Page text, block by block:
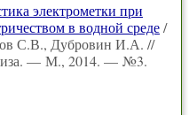
электрометки при
в водной среде/
С.В., Дубровин И.А. //
— М., 2014. — №3.